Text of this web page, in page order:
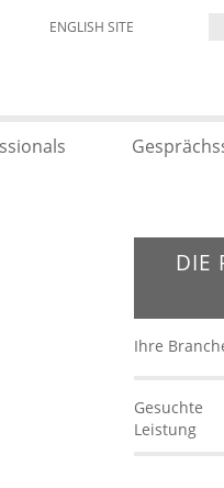
ENGLISH SITE
DIE
Ihre
Gesuchte
Leistung